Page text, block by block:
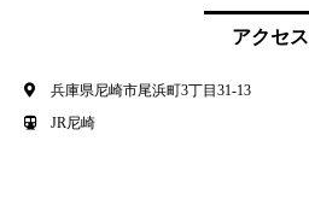
アクセス
兵庫県尼崎市尾浜町3丁目31-13
JR尼崎